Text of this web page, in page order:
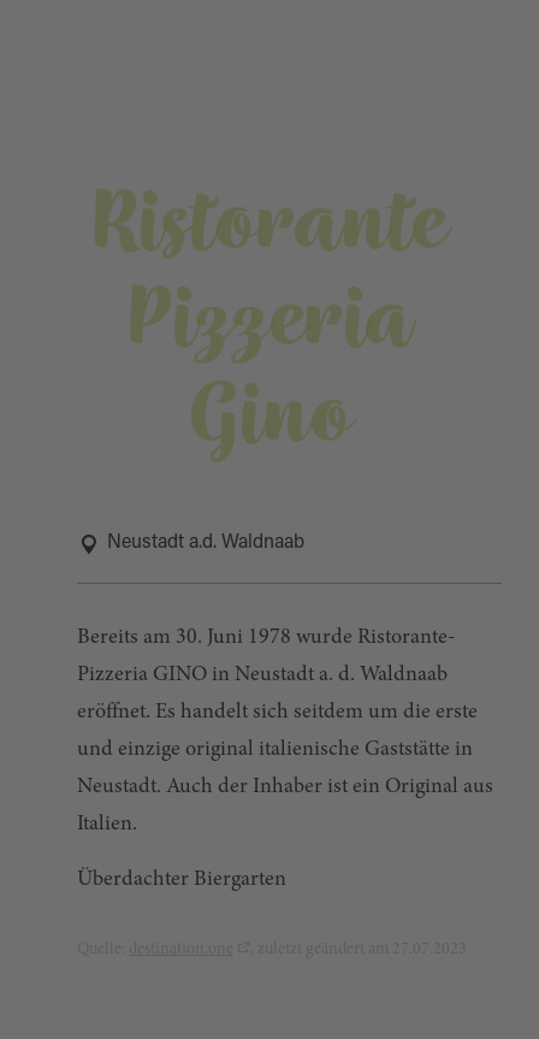
Ristorante
Pizzeria
Gino
Neustadt a.d. Waldnaab
Bereits am 30. Juni 1978 wurde Ristorante-
Pizzeria GINO in Neustadt a. d. Waldnaab
eröffnet. Es handelt sich seitdem um die erste
und einzige original italienische Gaststätte in
Neustadt. Auch der Inhaber ist ein Original aus
Italien.
Überdachter Biergarten